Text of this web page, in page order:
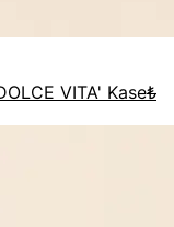
VITA' Kase₺